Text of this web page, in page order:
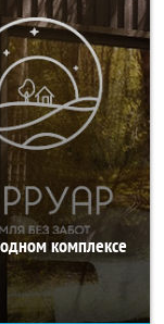
комплексе